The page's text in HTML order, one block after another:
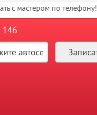
с мастером по телефону!
146